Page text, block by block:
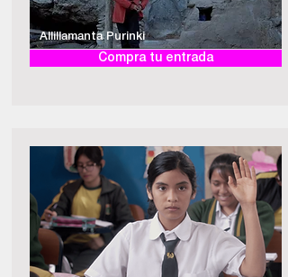
Allillamanta Purinki
Compra tu entrada